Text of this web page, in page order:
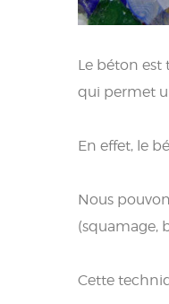
Le béton est
qui permet
En effet, le
Nous
(squamage,
Cette